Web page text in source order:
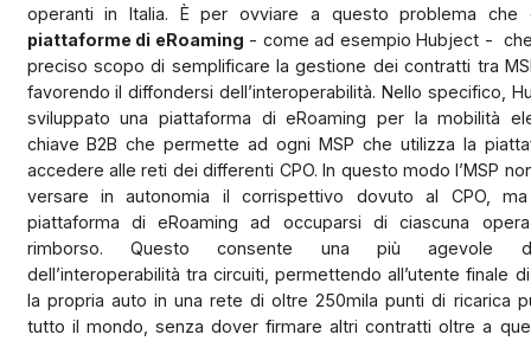
operanti in Italia. È per ovviare a questo problema che
piattaforme di eRoaming - come ad esempio Hubject -
preciso scopo di semplificare la gestione dei contratti tra
favorendo il diffondersi dell’interoperabilità. Nello specifico,
sviluppato una piattaforma di eRoaming per la mobilità
chiave B2B che permette ad ogni MSP che utilizza la
accedere alle reti dei differenti CPO. In questo modo l’MSP
versare in autonomia il corrispettivo dovuto al CPO,
piattaforma di eRoaming ad occuparsi di ciascuna
rimborso. Questo consente una più agevole
dell’interoperabilità tra circuiti, permettendo all’utente finale
la propria auto in una rete di oltre 250mila punti di ricarica
tutto il mondo, senza dover firmare altri contratti oltre a